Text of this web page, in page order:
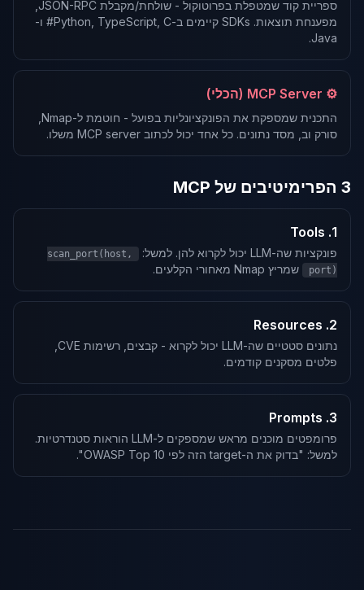
מפענחת תוצאות. SDKs קיימים ב-Python, TypeScript, C# ו-
Java.
⚙️ MCP Server (הכלי)
סורק וב, מסד נתונים. כל אחד יכול לכתוב MCP server משלו.
3 הפרימיטיבים של MCP
1. Tools
פונקציות שה-LLM יכול לקרוא להן. למשל:
scan_port(host,
port)
שמריץ Nmap מאחורי הקלעים.
2. Resources
פלטים מסקנים קודמים.
3. Prompts
פרומפטים מוכנים מראש שמספקים ל-LLM הוראות סטנדרטיות.
למשל: "בדוק את ה-target הזה לפי OWASP Top 10".